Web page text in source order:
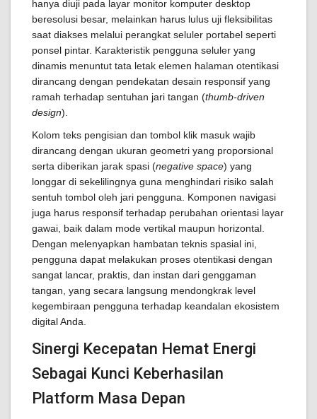
hanya diuji pada layar monitor komputer desktop
beresolusi besar, melainkan harus lulus uji fleksibilitas
saat diakses melalui perangkat seluler portabel seperti
ponsel pintar. Karakteristik pengguna seluler yang
dinamis menuntut tata letak elemen halaman otentikasi
dirancang dengan pendekatan desain responsif yang
ramah terhadap sentuhan jari tangan (thumb-driven
design).
Kolom teks pengisian dan tombol klik masuk wajib
dirancang dengan ukuran geometri yang proporsional
serta diberikan jarak spasi (negative space) yang
longgar di sekelilingnya guna menghindari risiko salah
sentuh tombol oleh jari pengguna. Komponen navigasi
juga harus responsif terhadap perubahan orientasi layar
gawai, baik dalam mode vertikal maupun horizontal.
Dengan melenyapkan hambatan teknis spasial ini,
pengguna dapat melakukan proses otentikasi dengan
sangat lancar, praktis, dan instan dari genggaman
tangan, yang secara langsung mendongkrak level
kegembiraan pengguna terhadap keandalan ekosistem
digital Anda.
Sinergi Kecepatan Hemat Energi
Sebagai Kunci Keberhasilan
Platform Masa Depan